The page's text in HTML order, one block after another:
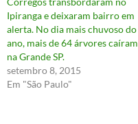
Ipiranga e deixaram bairro em
alerta. No dia mais chuvoso do
ano, mais de 64 árvores caíram
na Grande SP.
setembro 8, 2015
Em "São Paulo"